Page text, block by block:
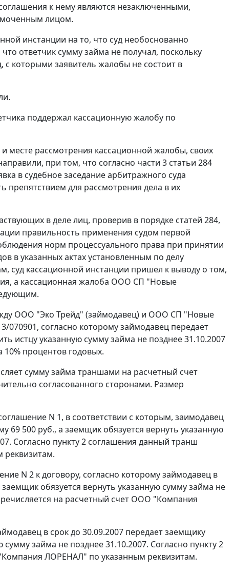
к нему являются незаключенными,
лицом.
инстанции на то, что суд необоснованно
ответчик сумму займа не получал, поскольку
которыми заявитель жалобы не состоит в
поддержал кассационную жалобу по
рассмотрения кассационной жалобы, своих
при том, что согласно части 3 статьи 284
в судебное заседание арбитражного суда
препятствием для рассмотрения дела в их
в деле лиц, проверив в порядке статей 284,
правильность применения судом первой
норм процессуального права при принятии
в указанных актах установленным по делу
суд кассационной инстанции пришел к выводу о том,
а кассационная жалоба ООО СП "Новые
ООО "Эко Трейд" (займодавец) и ООО СП "Новые
070901, согласно которому займодавец передает
истцу указанную сумму займа не позднее 31.10.2007
процентов годовых.
сумму займа траншами на расчетный счет
согласованного сторонами. Размер
N 1, в соответствии с которым, заимодавец
69 500 руб., а заемщик обязуется вернуть указанную
Согласно пункту 2 соглашения данный транш
реквизитам.
N 2 к договору, согласно которому займодавец в
обязуется вернуть указанную сумму займа не
на расчетный счет ООО "Компания
в срок до 30.09.2007 передает заемщику
займа не позднее 31.10.2007. Согласно пункту 2
ЛОРЕНАЛ" по указанным реквизитам.